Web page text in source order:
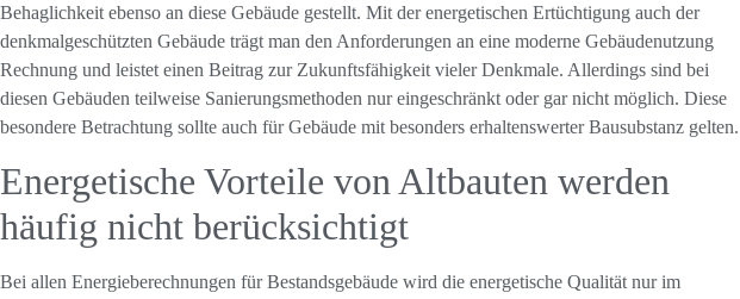
Behaglichkeit ebenso an diese Gebäude gestellt. Mit der energetischen Ertüchtigung auch der
denkmalgeschützten Gebäude trägt man den Anforderungen an eine moderne Gebäudenutzung
Rechnung und leistet einen Beitrag zur Zukunftsfähigkeit vieler Denkmale. Allerdings sind bei
diesen Gebäuden teilweise Sanierungsmethoden nur eingeschränkt oder gar nicht möglich. Diese
besondere Betrachtung sollte auch für Gebäude mit besonders erhaltenswerter Bausubstanz gelten.
Energetische Vorteile von Altbauten werden
häufig nicht berücksichtigt
Bei allen Energieberechnungen für Bestandsgebäude wird die energetische Qualität nur im